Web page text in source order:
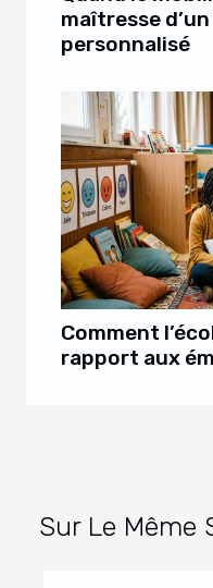
maîtresse
personnalisé
Comment
rapport aux
Sur Le Même